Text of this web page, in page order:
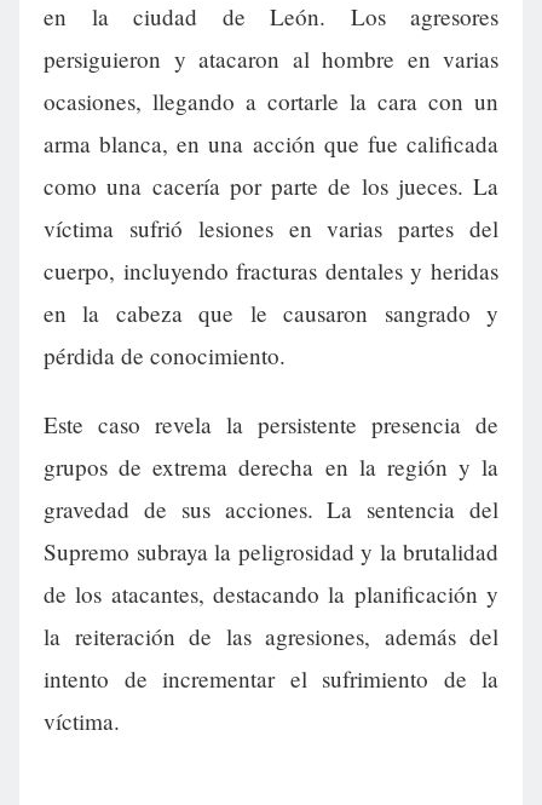
en la ciudad de León. Los agresores
persiguieron y atacaron al hombre en varias
ocasiones, llegando a cortarle la cara con un
arma blanca, en una acción que fue calificada
como una cacería por parte de los jueces. La
víctima sufrió lesiones en varias partes del
cuerpo, incluyendo fracturas dentales y heridas
en la cabeza que le causaron sangrado y
pérdida de conocimiento.
Este caso revela la persistente presencia de
grupos de extrema derecha en la región y la
gravedad de sus acciones. La sentencia del
Supremo subraya la peligrosidad y la brutalidad
de los atacantes, destacando la planificación y
la reiteración de las agresiones, además del
intento de incrementar el sufrimiento de la
víctima.